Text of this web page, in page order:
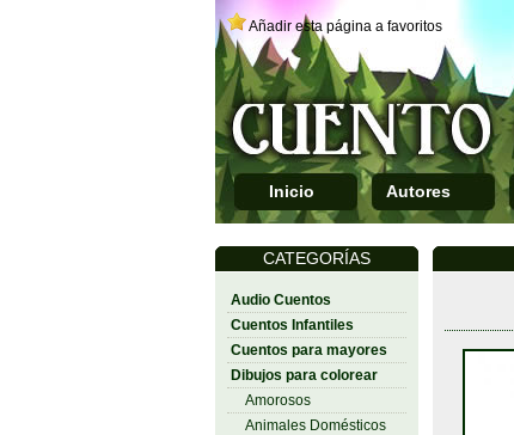
Añadir esta página a favoritos
Inicio Autores
CATEGORÍAS
Audio Cuentos
Cuentos Infantiles
Cuentos para mayores
Dibujos para colorear
Amorosos
Animales Domésticos